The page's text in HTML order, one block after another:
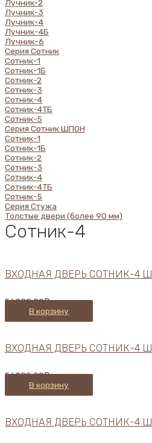
Лучник-2
Лучник-3
Лучник-4
Лучник-4Б
Лучник-6
Серия Сотник
Сотник-1
Сотник-1Б
Сотник-2
Сотник-3
Сотник-4
Сотник-4ТБ
Сотник-5
Серия Сотник ШПОН
Сотник-1
Сотник-1Б
Сотник-2
Сотник-3
Сотник-4
Сотник-4ТБ
Сотник-5
Серия Стужа
Толстые двери (более 90 мм)
Сотник-4
ВХОДНАЯ ДВЕРЬ СОТНИК-4
56900,00₽
В корзину
ВХОДНАЯ ДВЕРЬ СОТНИК-4
56900,00₽
В корзину
ВХОДНАЯ ДВЕРЬ СОТНИК-4